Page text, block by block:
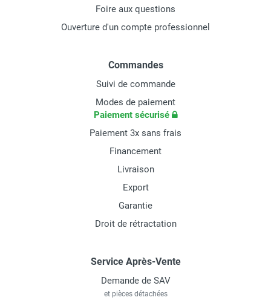
Foire aux questions
Ouverture d'un compte professionnel
Commandes
Suivi de commande
Modes de paiement
Paiement sécurisé
Paiement 3x sans frais
Financement
Livraison
Export
Garantie
Droit de rétractation
Service Après-Vente
Demande de SAV
et pièces détachées